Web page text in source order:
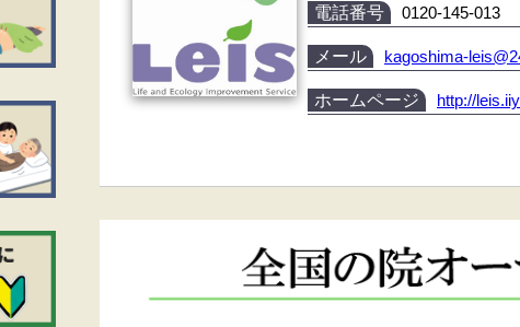
電話番号 0120-145-013
メール kagoshima-
ホームページ http://